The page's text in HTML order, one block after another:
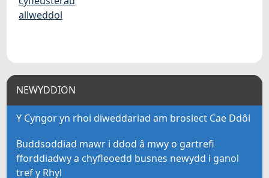
allweddol
NEWYDDION
Y Cyngor yn rhoi diweddariad am brosiect Cae Ddôl
Buddsoddiad mawr i ddod â mwy o gartrefi
fforddiadwy a chyfleoedd busnes newydd i ganol
tref y Rhyl